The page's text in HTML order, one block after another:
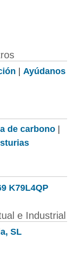
| Ayúdanos
de carbono|
K79L4QP
e Industrial
SL